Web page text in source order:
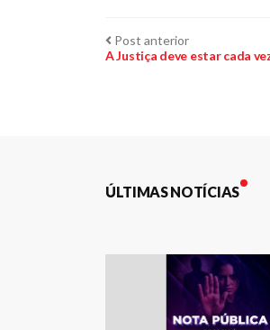
Navegação
Post anteriorPost
anterior:
A Justiça deve estar cada
ÚLTIMAS NOTÍCIAS